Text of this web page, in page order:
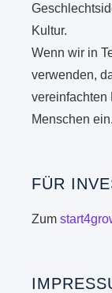
Kultur.
Wenn wir in
verwenden,
vereinfachten
Menschen ein.
FÜR
Zum